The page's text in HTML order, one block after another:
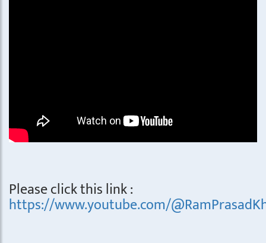
Please click this link :
https://www.youtube.com/